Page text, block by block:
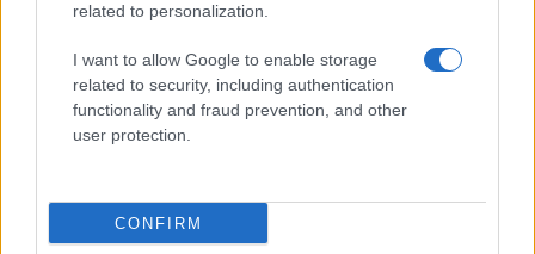
related to personalization.
I want to allow Google to enable storage
related to security, including authentication
functionality and fraud prevention, and other
user protection.
CONFIRM